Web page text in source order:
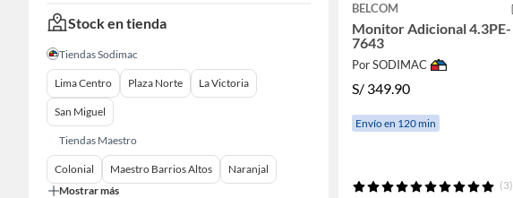
Stock en tienda
Tiendas Sodimac
Lima Centro Plaza Norte La Victoria
San Miguel
Tiendas Maestro
Colonial Maestro Barrios Altos
Naranjal
Mostrar más
BELCOM
Monitor Adicional 4.3PE-
7643
Por SODIMAC
S/ 349.90
Envío en 120 min
(3)